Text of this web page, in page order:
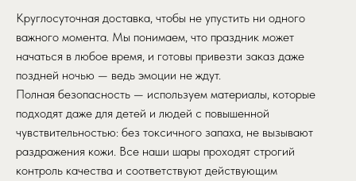
Круглосуточная доставка, чтобы не упустить ни одного
важного момента. Мы понимаем, что праздник может
начаться в любое время, и готовы привезти заказ даже
поздней ночью — ведь эмоции не ждут.
Полная безопасность — используем материалы, которые
подходят даже для детей и людей с повышенной
чувствительностью: без токсичного запаха, не вызывают
раздражения кожи. Все наши шары проходят строгий
контроль качества и соответствуют действующим